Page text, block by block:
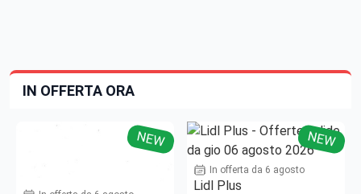
IN OFFERTA ORA
NEW NEW
In offerta da 6 agosto
Lidl Plus